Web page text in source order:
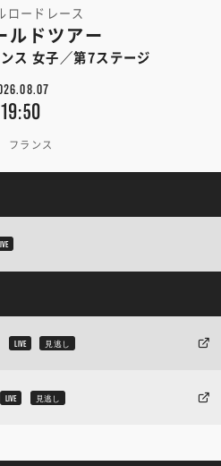
ロードレース
ルドツアー
ス 女子／第7ステージ
19:50
フランス
LIVE 見逃し
LIVE 見逃し